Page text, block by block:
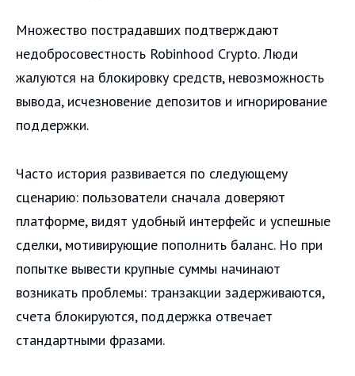
Множество пострадавших подтверждают
недобросовестность Robinhood Crypto. Люди
жалуются на блокировку средств, невозможность
вывода, исчезновение депозитов и игнорирование
поддержки.
Часто история развивается по следующему
сценарию: пользователи сначала доверяют
платформе, видят удобный интерфейс и успешные
сделки, мотивирующие пополнить баланс. Но при
попытке вывести крупные суммы начинают
возникать проблемы: транзакции задерживаются,
счета блокируются, поддержка отвечает
стандартными фразами.